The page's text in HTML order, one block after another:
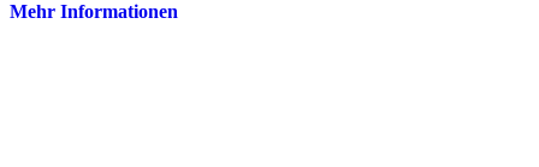
Mehr Informationen